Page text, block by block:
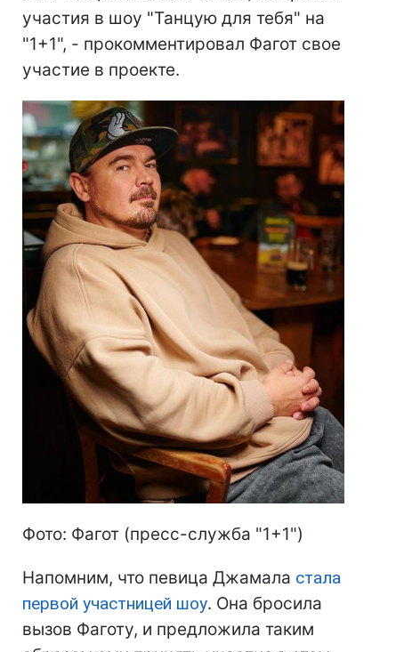
участия в шоу "Танцую для тебя" на
"1+1", - прокомментировал Фагот свое
участие в проекте.
Фото: Фагот (пресс-служба "1+1")
Напомним, что певица Джамала стала
первой участницей шоу. Она бросила
вызов Фаготу, и предложила таким